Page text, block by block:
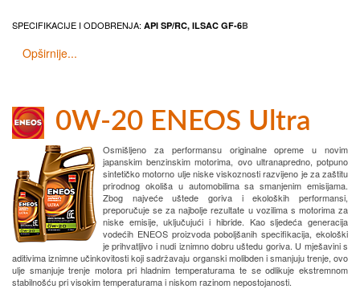
SPECIFIKACIJE I ODOBRENJA: API SP/RC, ILSAC GF-6B
Opširnije...
0W-20 ENEOS Ultra
Osmišljeno za performansu originalne opreme u novim
japanskim benzinskim motorima, ovo ultranapredno, potpuno
sintetičko motorno ulje niske viskoznosti razvijeno je za zaštitu
prirodnog okoliša u automobilima sa smanjenim emisijama.
Zbog najveće uštede goriva i ekoloških performansi,
preporučuje se za najbolje rezultate u vozilima s motorima za
niske emisije, uključujući i hibride. Kao sljedeća generacija
vodećih ENEOS proizvoda poboljšanih specifikacija, ekološki
je prihvatljivo i nudi iznimno dobru uštedu goriva. U mješavini s
aditivima iznimne učinkovitosti koji sadržavaju organski molibden i smanjuju trenje, ovo
ulje smanjuje trenje motora pri hladnim temperaturama te se odlikuje ekstremnom
stabilnošću pri visokim temperaturama i niskom razinom nepostojanosti.